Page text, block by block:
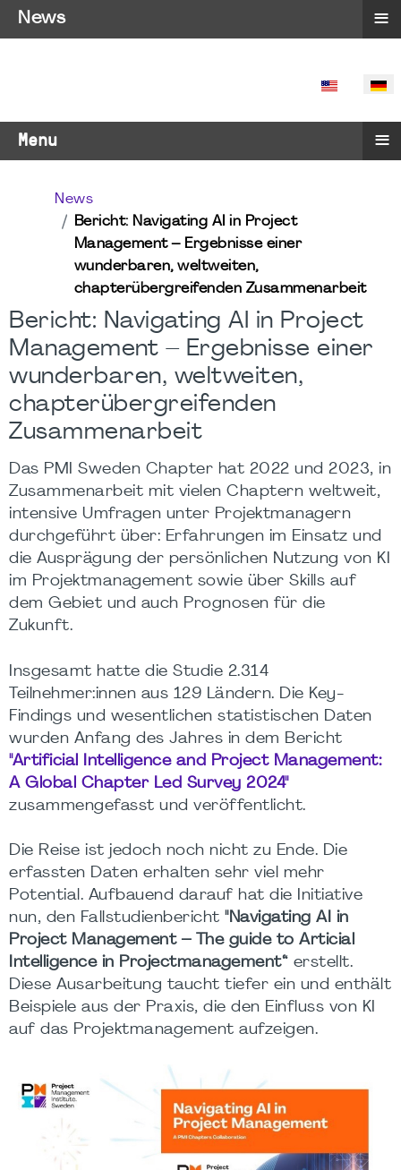
SPRACHE
Menu ≡
News
Bericht: Navigating AI in Project
Management – Ergebnisse einer
wunderbaren, weltweiten,
chapterübergreifenden Zusammenarbeit
Bericht: Navigating AI in Project
Management – Ergebnisse einer
wunderbaren, weltweiten,
chapterübergreifenden
Zusammenarbeit
Das PMI Sweden Chapter hat 2022 und 2023, in
Zusammenarbeit mit vielen Chaptern weltweit,
intensive Umfragen unter Projektmanagern
durchgeführt über: Erfahrungen im Einsatz und
die Ausprägung der persönlichen Nutzung von KI
im Projektmanagement sowie über Skills auf
dem Gebiet und auch Prognosen für die
Zukunft.
Insgesamt hatte die Studie 2.314
Teilnehmer:innen aus 129 Ländern. Die Key-
Findings und wesentlichen statistischen Daten
wurden Anfang des Jahres in dem Bericht
"Artificial Intelligence and Project Management:
A Global Chapter Led Survey 2024"
zusammengefasst und veröffentlicht.
Die Reise ist jedoch noch nicht zu Ende. Die
erfassten Daten erhalten sehr viel mehr
Potential. Aufbauend darauf hat die Initiative
nun, den Fallstudienbericht "Navigating AI in
Project Management – The guide to Articial
Intelligence in Projectmanagement“ erstellt.
Diese Ausarbeitung taucht tiefer ein und enthält
Beispiele aus der Praxis, die den Einfluss von KI
auf das Projektmanagement aufzeigen.
News ≡